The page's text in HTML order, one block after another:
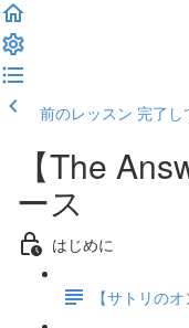
前のレッスン 完了し
【The
ース
はじめに
【サトリの